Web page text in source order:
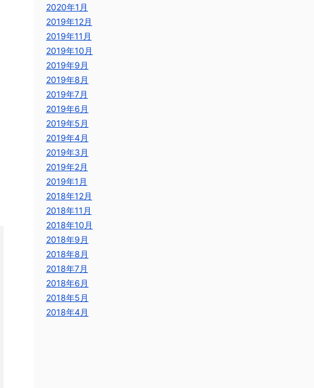
2020年1月
2019年12月
2019年11月
2019年10月
2019年9月
2019年8月
2019年7月
2019年6月
2019年5月
2019年4月
2019年3月
2019年2月
2019年1月
2018年12月
2018年11月
2018年10月
2018年9月
2018年8月
2018年7月
2018年6月
2018年5月
2018年4月